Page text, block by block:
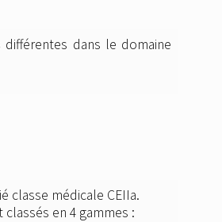
classe médicale CEIIa.
en 4 gammes :